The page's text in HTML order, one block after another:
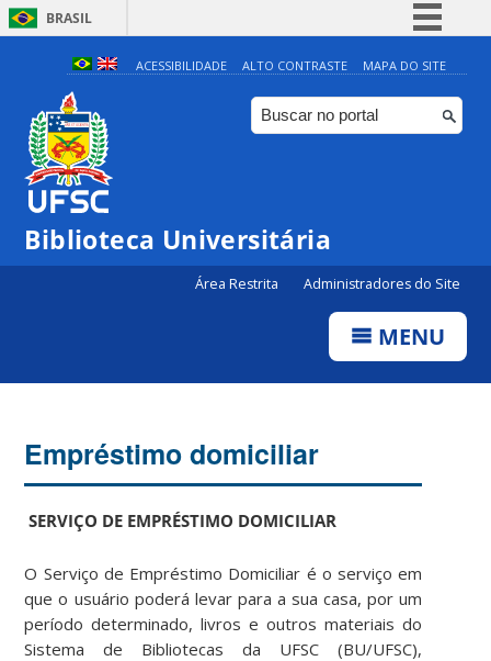
BRASIL
Simplifique!
Comunica BR
Participe
Canais
ACESSIBILIDADE ALTO CONTRASTE MAPA DO SITE
Biblioteca Universitária
Área Restrita Administradores do Site
MENU
Empréstimo domiciliar
SERVIÇO DE EMPRÉSTIMO DOMICILIAR
O Serviço de Empréstimo Domiciliar é o serviço em
que o usuário poderá levar para a sua casa, por um
período determinado, livros e outros materiais do
Sistema de Bibliotecas da UFSC (BU/UFSC),